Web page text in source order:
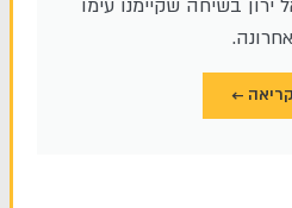
בשיחה שקיימנו עימו
←